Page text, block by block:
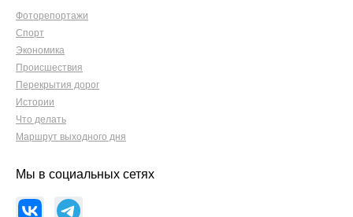
Фоторепортажи
Спорт
Экономика
Происшествия
Перекрытия дорог
Истории
Что делать
Маршрут выходного дня
Мы в социальных сетях